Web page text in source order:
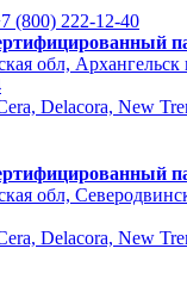
(800) 222-12-40
обл,
Delacora, New
обл,
Delacora, New